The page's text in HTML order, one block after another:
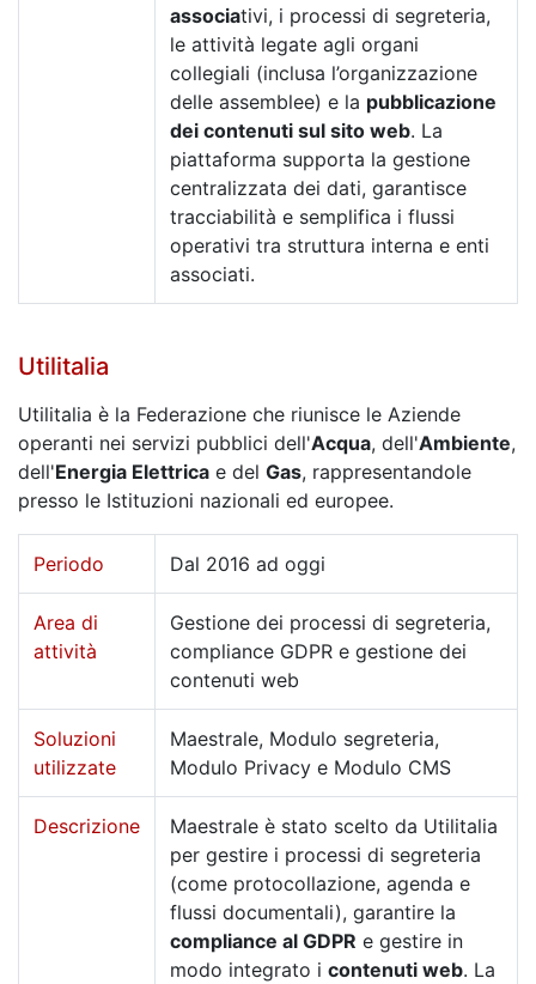
associativi, i processi di segreteria,
le attività legate agli organi
collegiali (inclusa l’organizzazione
delle assemblee) e la pubblicazione
dei contenuti sul sito web. La
piattaforma supporta la gestione
centralizzata dei dati, garantisce
tracciabilità e semplifica i flussi
operativi tra struttura interna e enti
associati.
Utilitalia
Utilitalia è la Federazione che riunisce le Aziende
operanti nei servizi pubblici dell'Acqua, dell'Ambiente,
dell'Energia Elettrica e del Gas, rappresentandole
presso le Istituzioni nazionali ed europee.
Periodo Dal 2016 ad oggi
Area di
attività
Gestione dei processi di segreteria,
compliance GDPR e gestione dei
contenuti web
Soluzioni
utilizzate
Maestrale, Modulo segreteria,
Modulo Privacy e Modulo CMS
Descrizione
Maestrale è stato scelto da Utilitalia
per gestire i processi di segreteria
(come protocollazione, agenda e
flussi documentali), garantire la
compliance al GDPR e gestire in
modo integrato i contenuti web. La